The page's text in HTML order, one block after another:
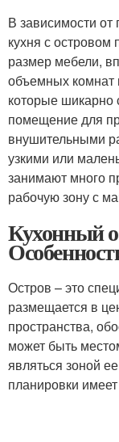
В зависимости
кухня с островом
размер мебели,
объемных комнат
которые шикарно
помещение для
внушительными
узкими или
занимают много
рабочую зону с
Кухонный
Остров – это
размещается в
пространства,
может быть
являться зоной
планировки